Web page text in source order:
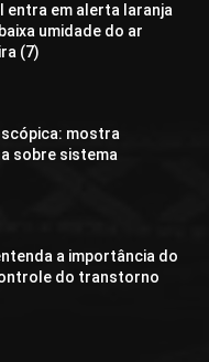
entra em alerta laranja
umidade do ar
(7)
mostra
sobre sistema
a importância do
do transtorno